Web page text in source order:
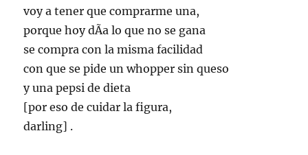
voy a tener que comprarme una,
porque hoy dÃ­a lo que no se gana
se compra con la misma facilidad
con que se pide un whopper sin queso
y una pepsi de dieta
[por eso de cuidar la figura,
darling] .